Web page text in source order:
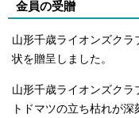
金員の受贈
山形千歳ライオンズク
状を贈呈しました。
山形千歳ライオンズクラ
トドマツの立ち枯れが